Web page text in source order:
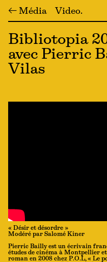
← Média Video
Bibliotopia
avec Pierric
Vilas
« Désir et désordre »
Modéré par Salomé Kiner
Pierric Bailly est un écrivain
études de cinéma à Montpellier
roman en 2008 chez P.O.L, « Le